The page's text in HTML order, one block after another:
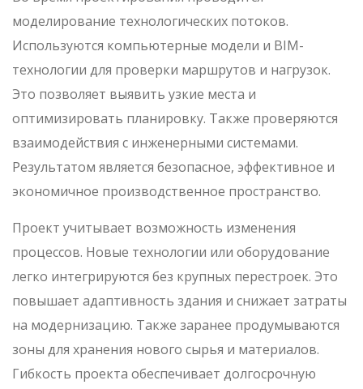
моделирование технологических потоков.
Используются компьютерные модели и BIM-
технологии для проверки маршрутов и нагрузок.
Это позволяет выявить узкие места и
оптимизировать планировку. Также проверяются
взаимодействия с инженерными системами.
Результатом является безопасное, эффективное и
экономичное производственное пространство.
Проект учитывает возможность изменения
процессов. Новые технологии или оборудование
легко интегрируются без крупных перестроек. Это
повышает адаптивность здания и снижает затраты
на модернизацию. Также заранее продумываются
зоны для хранения нового сырья и материалов.
Гибкость проекта обеспечивает долгосрочную